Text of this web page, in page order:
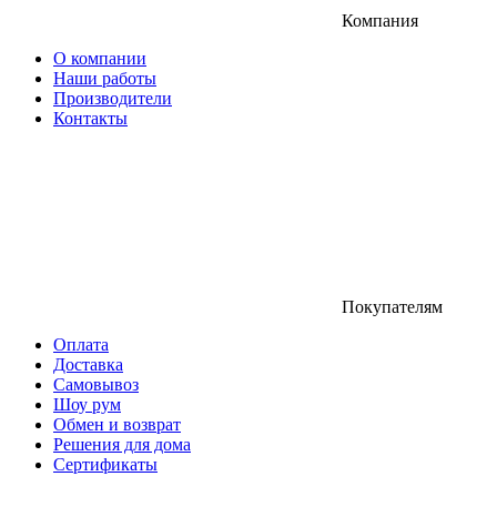
Компания
О компании
Наши работы
Производители
Контакты
Покупателям
Оплата
Доставка
Самовывоз
Шоу рум
Обмен и возврат
Решения для дома
Сертификаты